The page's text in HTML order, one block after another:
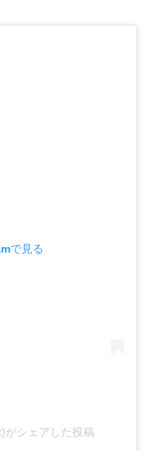
で見る
がシェアした投稿